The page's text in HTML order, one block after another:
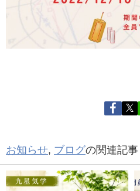
お知らせ, ブログの関連記事